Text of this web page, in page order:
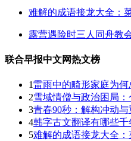
难解的成语接龙大全：
露营遇险时三人同舟教
联合早报中文网热文榜
1雷雨中的畸形家庭为何
2雪域情僧与政治困局
3青春90秒：解构冲动
4韩字古文翻译有哪些千
5难解的成语接龙大全